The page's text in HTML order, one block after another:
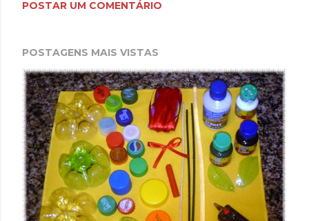
POSTAR UM COMENTÁRIO
POSTAGENS MAIS VISTAS